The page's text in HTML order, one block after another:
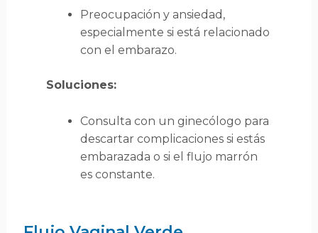
Preocupación y ansiedad,
especialmente si está relacionado
con el embarazo.
Soluciones:
Consulta con un ginecólogo para
descartar complicaciones si estás
embarazada o si el flujo marrón
es constante.